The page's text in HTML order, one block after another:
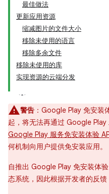
最佳做法
更新应用资源
缩减图片的文件大小
移除未使用的语言
移除多余文件
移除未使用的库
实现资源的云端分发
警告 ：Google Play 免安装
起，将无法再通过 Google
Google Play 服务免安装体验
何机制向用户提供免安装应用。
自推出 Google Play 免安装体
态系统，因此根据开发者的反馈